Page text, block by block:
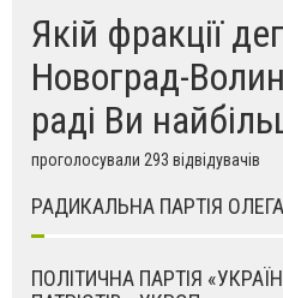
Якій фракції
Новоград-
раді Ви
проголосували 293 відвідувачів
РАДИКАЛЬНА ПАРТІЯ
ПОЛІТИЧНА ПАРТІЯ